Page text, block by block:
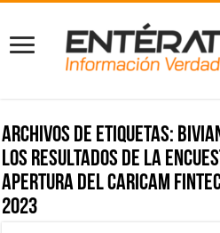
Archivos de etiquetas:
los resultados de la
apertura del CARICAM
2023